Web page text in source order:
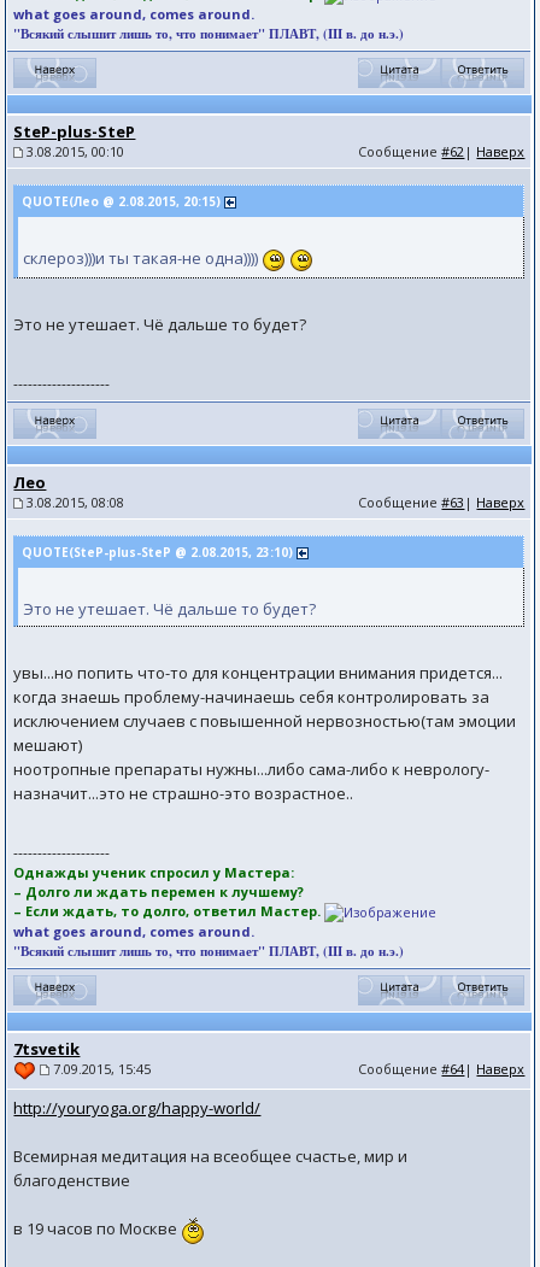
what goes around, comes around.
"Всякий слышит лишь то, что понимает" ПЛАВТ, (III в. до н.э.)
SteP-plus-SteP
3.08.2015, 00:10 Сообщение#62 | Наверх
QUOTE(Лео @ 2.08.2015, 20:15)
склероз)))и ты такая-не одна))))
Это не утешает. Чё дальше то будет?
--------------------
Лео
3.08.2015, 08:08 Сообщение#63 | Наверх
QUOTE(SteP-plus-SteP @ 2.08.2015, 23:10)
Это не утешает. Чё дальше то будет?
увы...но попить что-то для концентрации внимания придется...
когда знаешь проблему-начинаешь себя контролировать за
исключением случаев с повышенной нервозностью(там эмоции
мешают)
ноотропные препараты нужны...либо сама-либо к неврологу-
назначит...это не страшно-это возрастное..
--------------------
Однажды ученик спросил у Мастера:
– Долго ли ждать перемен к лучшему?
– Если ждать, то долго, ответил Мастер.
what goes around, comes around.
"Всякий слышит лишь то, что понимает" ПЛАВТ, (III в. до н.э.)
7tsvetik
7.09.2015, 15:45 Сообщение#64| Наверх
http://youryoga.org/happy-world/
Всемирная медитация на всеобщее счастье, мир и
благоденствие
в 19 часов по Москве